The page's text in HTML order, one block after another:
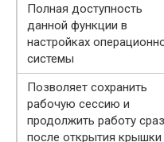
Полная доступность
данной функции в
настройках
системы
Позволяет сохранить
рабочую сессию и
продолжить работу
после открытия крышки